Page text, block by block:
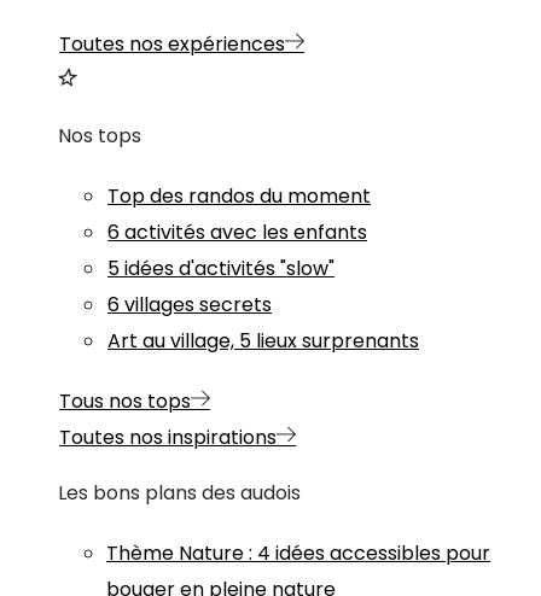
Toutes nos expériences
Nos tops
Top des randos du moment
6 activités avec les enfants
5 idées d'activités "slow"
6 villages secrets
Art au village, 5 lieux surprenants
Tous nos tops
Toutes nos inspirations
Les bons plans des audois
Thème Nature: 4 idées accessibles pour
bouger en pleine nature